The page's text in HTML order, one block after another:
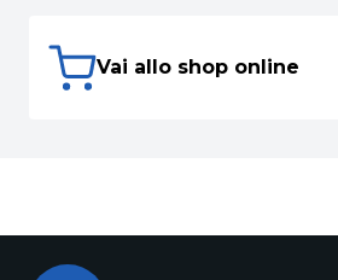
Vai allo shop online